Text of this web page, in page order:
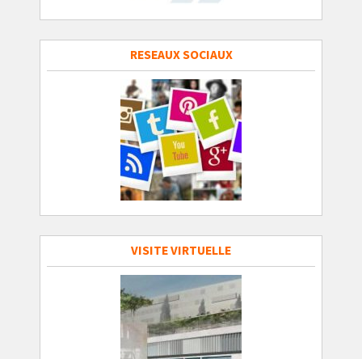
RESEAUX SOCIAUX
VISITE VIRTUELLE